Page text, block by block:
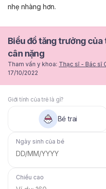
nhẹ nhàng hơn.
Biểu đồ tăng trưởng của
cân nặng
Tham vấn y khoa: Thạc sĩ - Bác sĩ
17/10/2022
Giới tính của trẻ là gì?
Bé trai
Ngày sinh của bé
DD/MM/YYYY
Chiều cao